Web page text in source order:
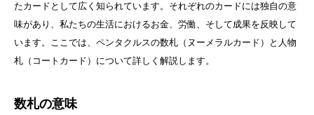
たカードとして広く知られています。それぞれのカードには独自の意
味があり、私たちの生活におけるお金、労働、そして成果を反映して
います。ここでは、ペンタクルスの数札（ヌーメラルカード）と人物
札（コートカード）について詳しく解説します。
数札の意味